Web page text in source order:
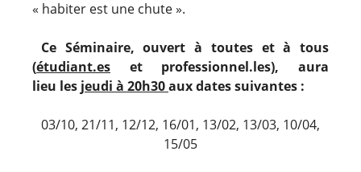
« habiter est une chute ».
Ce Séminaire, ouvert à toutes et à tous
(étudiant.es et professionnel.les), aura
lieu les jeudi à 20h30aux dates suivantes :
03/10, 21/11, 12/12, 16/01, 13/02, 13/03, 10/04,
15/05